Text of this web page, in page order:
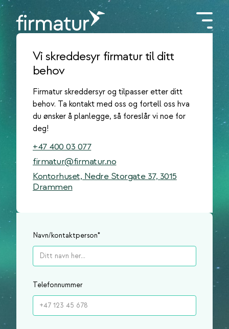
Vi skreddesyr firmatur til ditt
behov
Firmatur skreddersyr og tilpasser etter ditt
behov. Ta kontakt med oss og fortell oss hva
du ønsker å planlegge, så foreslår vi noe for
deg!
+47 400 03 077
firmatur@firmatur.no
Kontorhuset, Nedre Storgate 37, 3015
Drammen
Navn/kontaktperson*
Telefonnummer